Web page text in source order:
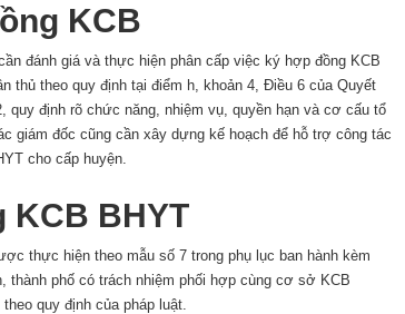
KCB
đánh giá và thực hiện phân cấp việc ký hợp đồng KCB
thủ theo quy định tại điểm h, khoản 4, Điều 6 của Quyết
quy định rõ chức năng, nhiệm vụ, quyền hạn và cơ cấu tổ
giám đốc cũng cần xây dựng kế hoạch để hỗ trợ công tác
cho cấp huyện.
KCB BHYT
thực hiện theo mẫu số 7 trong phụ lục ban hành kèm
thành phố có trách nhiệm phối hợp cùng cơ sở KCB
quy định của pháp luật.